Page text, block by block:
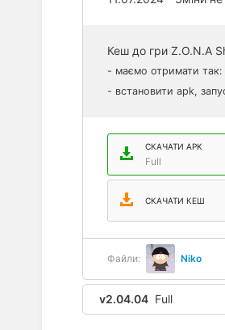
Кеш до гри Z.O.N.A
- маємо отримати
- встановити apk,
СКАЧАТИ APK
Full
СКАЧАТИ КЕШ
Файли: Niko
v2.04.04 Full